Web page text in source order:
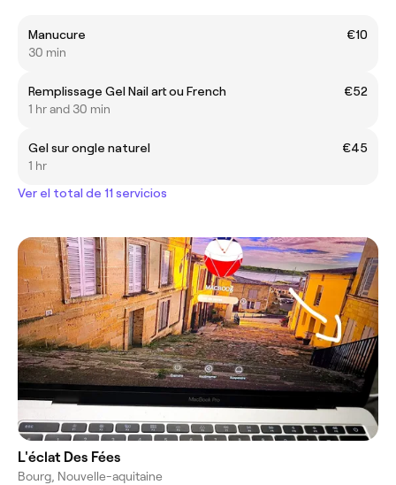
Manucure
€10
30 min
Remplissage Gel Nail art ou French
€52
1 hr and 30 min
Gel sur ongle naturel
€45
1 hr
Ver el total de 11 servicios
L'éclat Des Fées
Bourg, Nouvelle-aquitaine